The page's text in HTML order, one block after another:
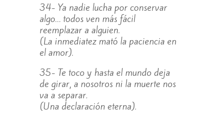
34- Ya nadie lucha por conservar
algo… todos ven más fácil
reemplazar a alguien.
(La inmediatez mató la paciencia en
el amor).
35- Te toco y hasta el mundo deja
de girar, a nosotros ni la muerte nos
va a separar.
(Una declaración eterna).